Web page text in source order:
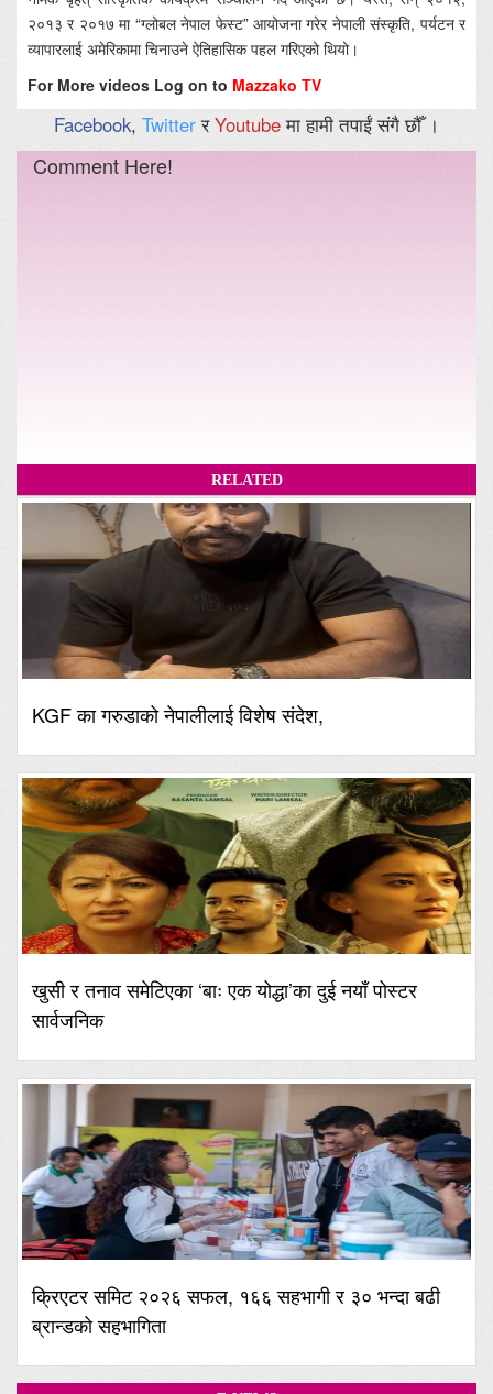
२०१३ र २०१७ मा “ग्लोबल नेपाल फेस्ट” आयोजना गरेर नेपाली संस्कृति, पर्यटन र
व्यापारलाई अमेरिकामा चिनाउने ऐतिहासिक पहल गरिएको थियो।
For More videos Log on to Mazzako TV
Facebook, TwitterरYoutubeमा हामी तपाईं संगै छौँ ।
Comment Here!
RELATED
KGF का गरुडाको नेपालीलाई विशेष संदेश,
खुसी र तनाव समेटिएका ‘बाः एक योद्धा’का दुई नयाँ पोस्टर
सार्वजनिक
क्रिएटर समिट २०२६ सफल, १६६ सहभागी र ३० भन्दा बढी
ब्रान्डको सहभागिता